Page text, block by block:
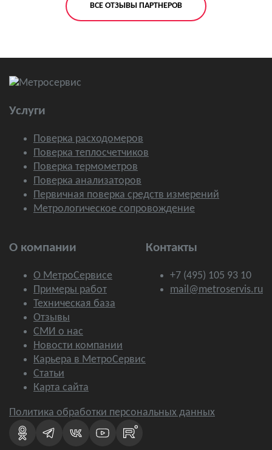
ВСЕ ОТЗЫВЫ ПАРТНЕРОВ
Услуги
Поверка расходомеров
Поверка теплосчетчиков
Поверка термометров
Поверка анализаторов
Первичная поверка средств измерений
Метрологическое сопровождение
О компании
О МетроСервисе
Примеры работ
Техническая база
Отзывы
СМИ о нас
Новости компании
Карьера в МетроСервис
Статьи
Карта сайта
Контакты
+7 (495) 105 93 10
mail@metroservis.ru
Политика обработки персональных данных